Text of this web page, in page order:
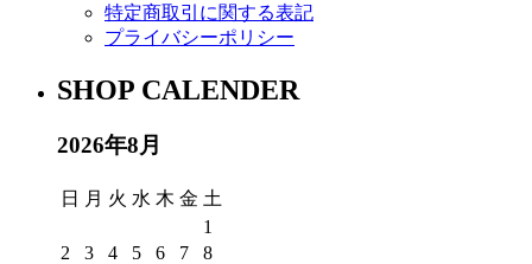
特定商取引に関する表記
プライバシーポリシー
SHOP CALENDER
2026年8月
日 月 火 水 木 金 土
1
2
3 4 5 6 7
8